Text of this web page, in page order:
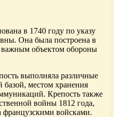
в 1740 году по указу
Она была построена в
важным объектом обороны
выполняла различные
местом хранения
Крепость также
войны 1812 года,
французскими войсками.